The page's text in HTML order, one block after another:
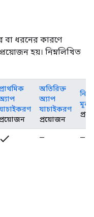
বা ধরনের কারণে
হয়। নিম্নলিখিত
অতিরিক্ত
অ্যাপ
যাচাইকরণ
প্রয়োজন
check — —